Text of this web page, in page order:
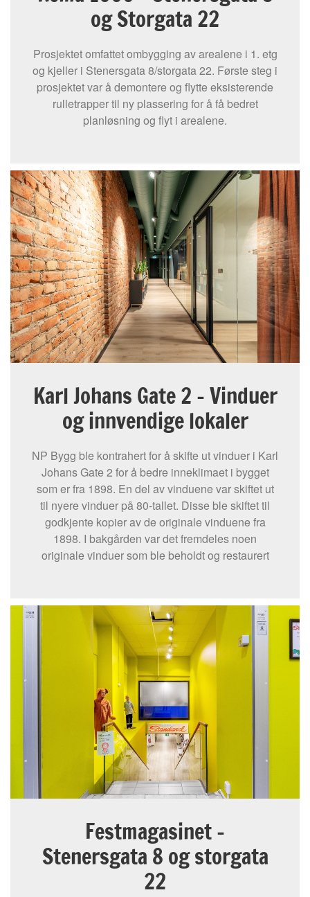
og Storgata 22
Prosjektet omfattet ombygging av arealene i 1. etg
og kjeller i Stenersgata 8/storgata 22. Første steg i
prosjektet var å demontere og flytte eksisterende
rulletrapper til ny plassering for å få bedret
planløsning og flyt i arealene.
Karl Johans Gate 2 – Vinduer
og innvendige lokaler
NP Bygg ble kontrahert for å skifte ut vinduer i Karl
Johans Gate 2 for å bedre inneklimaet i bygget
som er fra 1898. En del av vinduene var skiftet ut
til nyere vinduer på 80-tallet. Disse ble skiftet til
godkjente kopier av de originale vinduene fra
1898. I bakgården var det fremdeles noen
originale vinduer som ble beholdt og restaurert
Festmagasinet -
Stenersgata 8 og storgata
22